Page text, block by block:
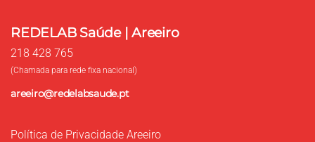
REDELAB Saúde | Areeiro
218 428 765
(Chamada para rede fixa nacional)
areeiro@redelabsaude.pt
Política de Privacidade Areeiro